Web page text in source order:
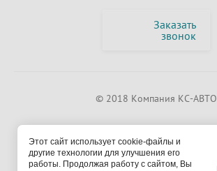
Заказать
звонок
© 2018 Компания КС-АВТО
Этот сайт использует cookie-файлы и
другие технологии для улучшения его
работы. Продолжая работу с сайтом, Вы